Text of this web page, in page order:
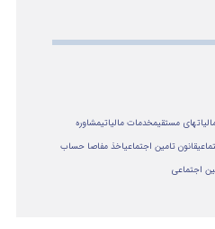
مستقیمخدمات مالیاتیمشاوره
قانون تامین اجتماعیاخذ مفاصا حساب
اجتماعی